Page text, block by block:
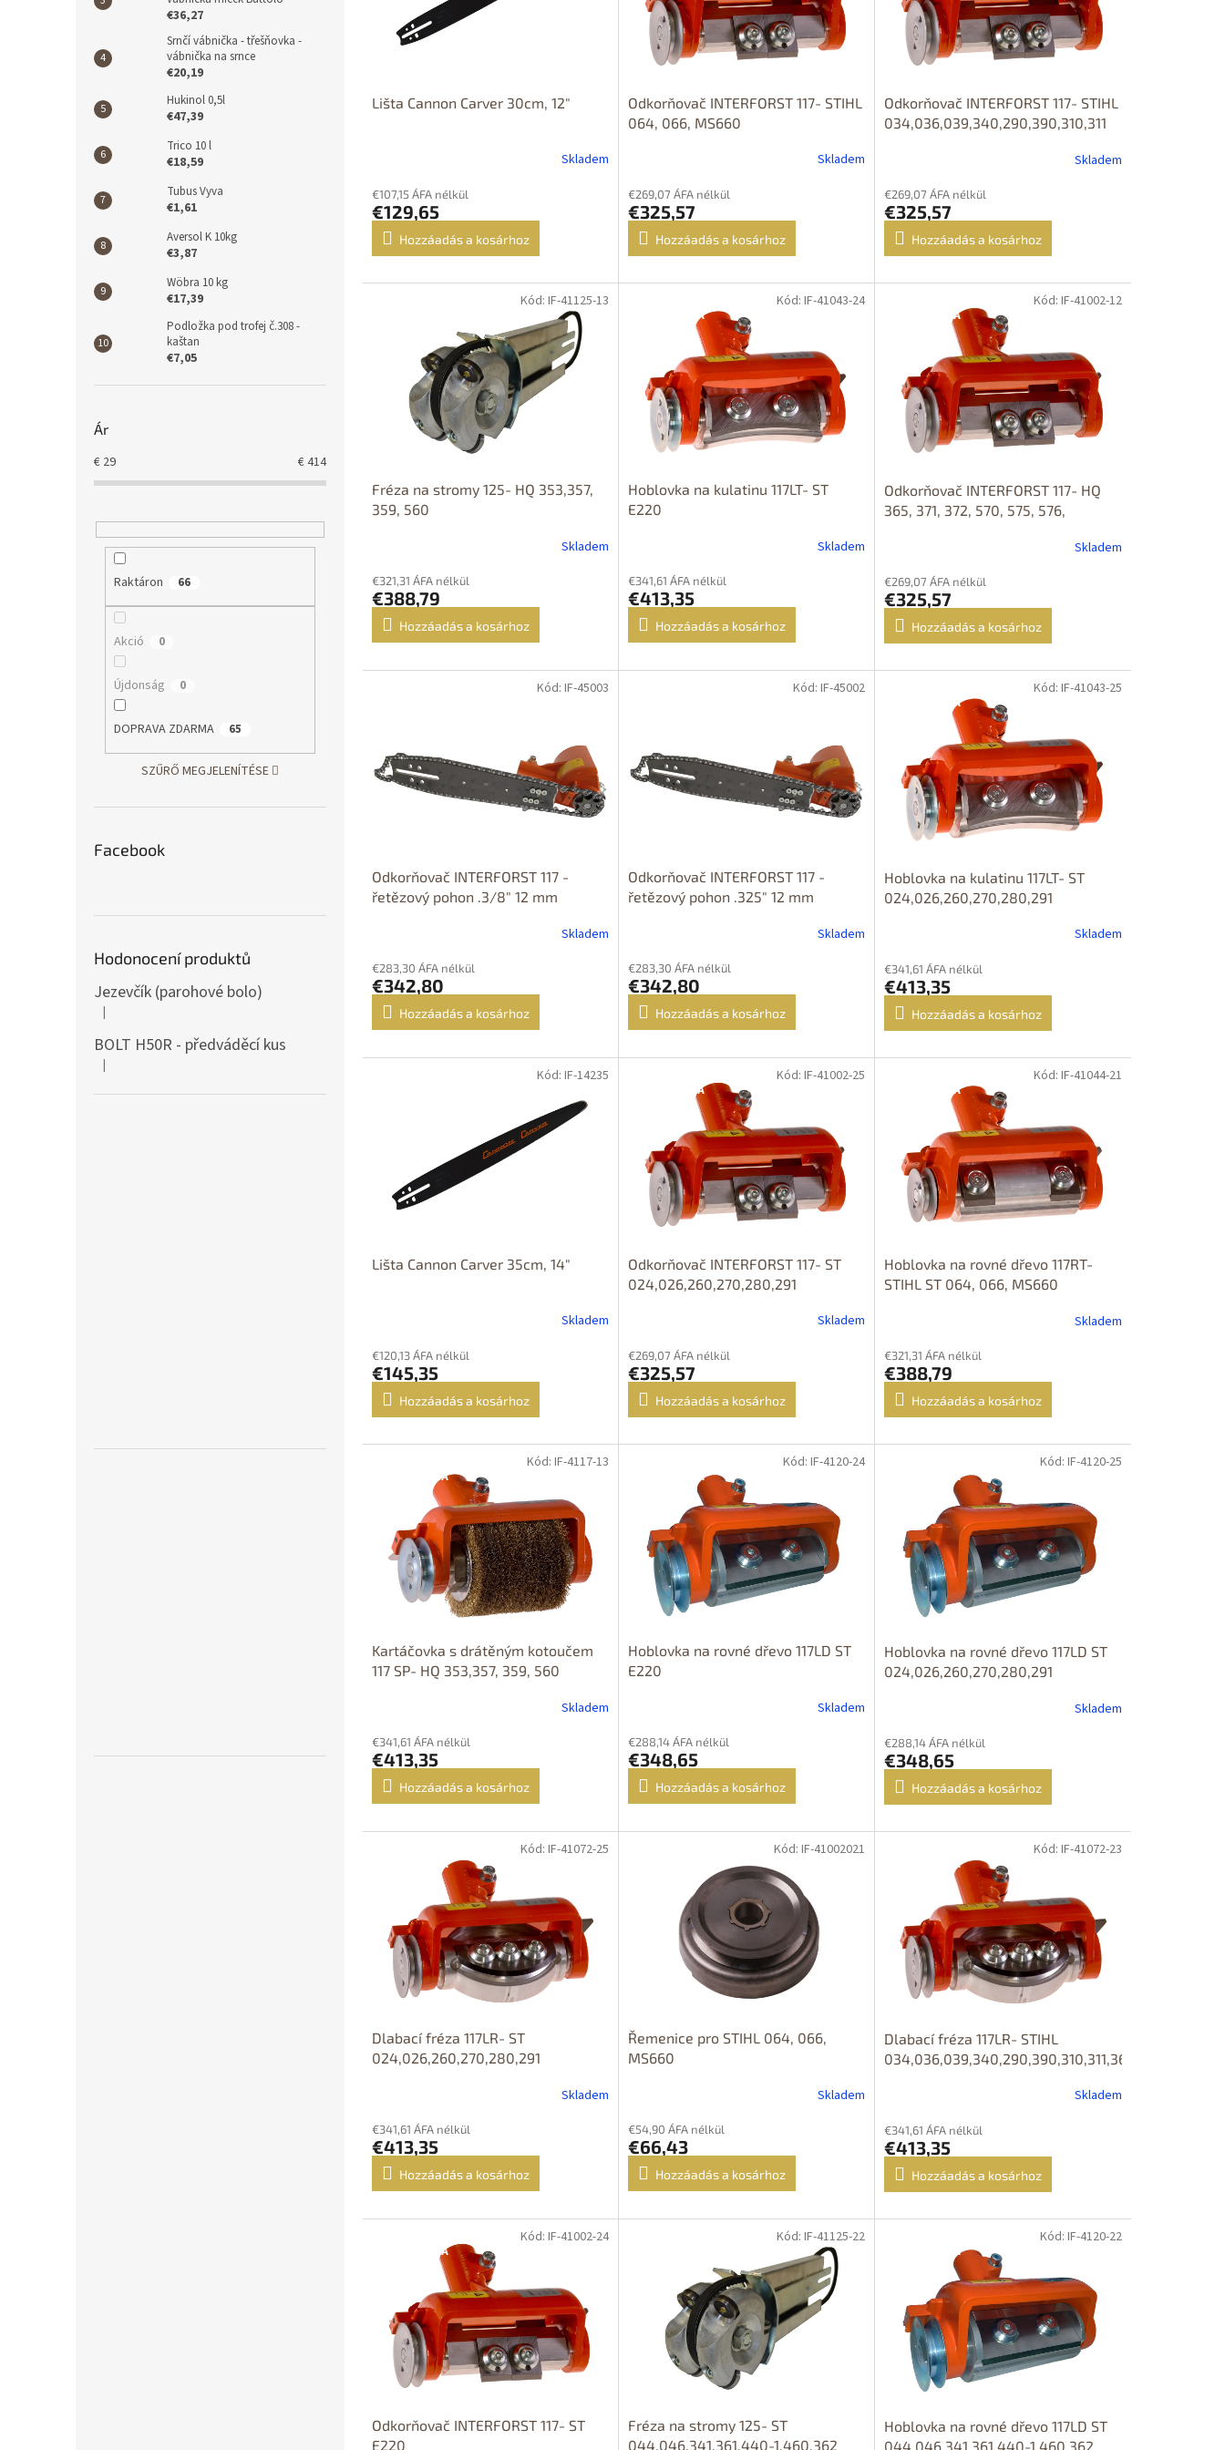
€36,27
Srnčí vábnička - třešňovka -
vábnička na srnce
€20,19
Hukinol 0,5l
€47,39
Trico 10 l
€18,59
Tubus Vyva
€1,61
Aversol K 10kg
€3,87
Wöbra 10 kg
€17,39
Podložka pod trofej č.308 -
kaštan
€7,05
Ár
€ 29 €414
Raktáron 66
Akció 0
Újdonság 0
DOPRAVA ZDARMA 65
SZŰRŐ MEGJELENÍTÉSE
Facebook
Hodonocení produktů
Jezevčík (parohové bolo)
A termék értékelése 5-ből 5 csillag.
|
BOLT H50R - předváděcí kus
A termék értékelése 5-ből 5 csillag.
|
Lišta Cannon Carver 30cm, 12"
Skladem
€107,15 ÁFA nélkül
€129,65
Hozzáadás a kosárhoz
Odkorňovač INTERFORST 117- STIHL
064, 066, MS660
Skladem
€269,07 ÁFA nélkül
€325,57
Hozzáadás a kosárhoz
Odkorňovač INTERFORST 117- STIHL
034,036,039,340,290,390,310,311
Skladem
€269,07 ÁFA nélkül
€325,57
Hozzáadás a kosárhoz
Fréza na stromy 125- HQ 353,357,
359, 560
Skladem
€321,31 ÁFA nélkül
€388,79
Hozzáadás a kosárhoz
Kód: IF-41125-13
ZDARMA
Hoblovka na kulatinu 117LT- ST
E220
Skladem
€341,61 ÁFA nélkül
€413,35
Hozzáadás a kosárhoz
Kód: IF-41043-24
ZDARMA
Odkorňovač INTERFORST 117- HQ
365, 371, 372, 570, 575, 576,
Skladem
€269,07 ÁFA nélkül
€325,57
Hozzáadás a kosárhoz
Kód: IF-41002-12
Odkorňovač INTERFORST 117 -
řetězový pohon .3/8" 12 mm
Skladem
€283,30 ÁFA nélkül
€342,80
Hozzáadás a kosárhoz
Kód: IF-45003
Odkorňovač INTERFORST 117 -
řetězový pohon .325" 12 mm
Skladem
€283,30 ÁFA nélkül
€342,80
Hozzáadás a kosárhoz
Kód: IF-45002
ZDARMA
Hoblovka na kulatinu 117LT- ST
024,026,260,270,280,291
Skladem
€341,61 ÁFA nélkül
€413,35
Hozzáadás a kosárhoz
Kód: IF-41043-25
Lišta Cannon Carver 35cm, 14"
Skladem
€120,13 ÁFA nélkül
€145,35
Hozzáadás a kosárhoz
Kód: IF-14235
ZDARMA
Odkorňovač INTERFORST 117- ST
024,026,260,270,280,291
Skladem
€269,07 ÁFA nélkül
€325,57
Hozzáadás a kosárhoz
Kód: IF-41002-25
ZDARMA
Hoblovka na rovné dřevo 117RT-
STIHL ST 064, 066, MS660
Skladem
€321,31 ÁFA nélkül
€388,79
Hozzáadás a kosárhoz
Kód: IF-41044-21
ZDARMA
Kartáčovka s drátěným kotoučem
117 SP- HQ 353,357, 359, 560
Skladem
€341,61 ÁFA nélkül
€413,35
Hozzáadás a kosárhoz
Kód: IF-4117-13
ZDARMA
Hoblovka na rovné dřevo 117LD ST
E220
Skladem
€288,14 ÁFA nélkül
€348,65
Hozzáadás a kosárhoz
Kód: IF-4120-24
ZDARMA
Hoblovka na rovné dřevo 117LD ST
024,026,260,270,280,291
Skladem
€288,14 ÁFA nélkül
€348,65
Hozzáadás a kosárhoz
Kód: IF-4120-25
ZDARMA
Dlabací fréza 117LR- ST
024,026,260,270,280,291
Skladem
€341,61 ÁFA nélkül
€413,35
Hozzáadás a kosárhoz
Kód: IF-41072-25
Řemenice pro STIHL 064, 066,
MS660
Skladem
€54,90 ÁFA nélkül
€66,43
Hozzáadás a kosárhoz
Kód: IF-41002021
ZDARMA
Dlabací fréza 117LR- STIHL
034,036,039,340,290,390,310,311,360
Skladem
€341,61 ÁFA nélkül
€413,35
Hozzáadás a kosárhoz
Kód: IF-41072-23
ZDARMA
Odkorňovač INTERFORST 117- ST
E220
Kód: IF-41002-24
Fréza na stromy 125- ST
044,046,341,361,440-1,460,362
Kód: IF-41125-22
ZDARMA
Hoblovka na rovné dřevo 117LD ST
044,046,341,361,440-1,460,362
Kód: IF-4120-22